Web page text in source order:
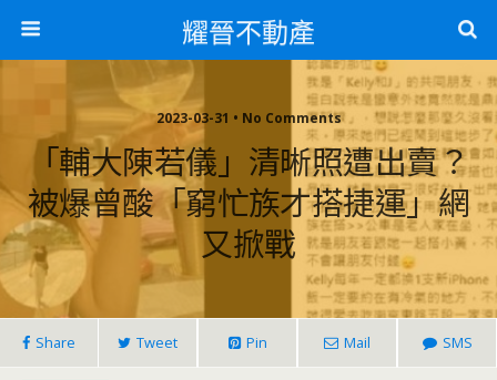
耀晉不動產
2023-03-31 • No Comments
「輔大陳若儀」清晰照遭出賣？
被爆曾酸「窮忙族才搭捷運」網
又掀戰
Share Tweet Pin Mail SMS